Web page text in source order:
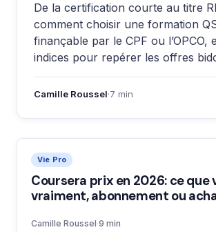
De la certification courte au titre
comment choisir une formation
finançable par le CPF ou l’OPCO,
indices pour repérer les offres
Camille Roussel·7 min
Vie Pro
Coursera prix en 2026: ce que
vraiment, abonnement ou
Camille Roussel·9 min